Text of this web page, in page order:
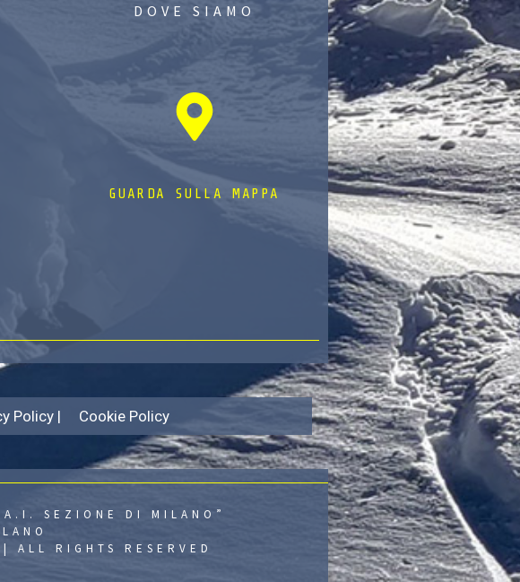
DOVE SIAMO
GUARDA SULLA MAPPA
Policy | Cookie Policy
SEZIONE DI MILANO”
RIGHTS RESERVED